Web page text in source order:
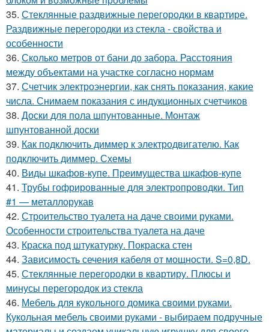
35. Стеклянные раздвижные перегородки в квартире.
Раздвижные перегородки из стекла - свойства и
особенности
36. Сколько метров от бани до забора. Расстояния
между объектами на участке согласно нормам
37. Счетчик электроэнергии, как снять показания, какие
числа. Снимаем показания с индукционных счетчиков
38. Доски для пола шпунтованные. Монтаж
шпунтованной доски
39. Как подключить диммер к электродвигателю. Как
подключить диммер. Схемы
40. Виды шкафов-купе. Преимущества шкафов-купе
41. Трубы гофрированные для электропроводки. Тип
#1 — металлорукав
42. Строительство туалета на даче своими руками.
Особенности строительства туалета на даче
43. Краска под штукатурку. Покраска стен
44. Зависимость сечения кабеля от мощности. S=0,8D.
45. Стеклянные перегородки в квартиру. Плюсы и
минусы перегородок из стекла
46. Мебель для кукольного домика своими руками.
Кукольная мебель своими руками - выбираем подручные